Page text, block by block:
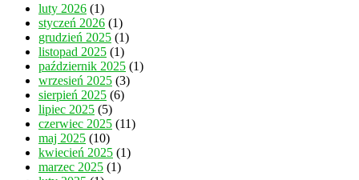
luty 2026 (1)
styczeń 2026 (1)
grudzień 2025 (1)
listopad 2025 (1)
październik 2025 (1)
wrzesień 2025 (3)
sierpień 2025 (6)
lipiec 2025 (5)
czerwiec 2025 (11)
maj 2025 (10)
kwiecień 2025 (1)
marzec 2025 (1)